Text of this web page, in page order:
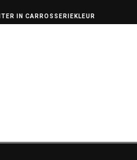
IN CARROSSERIEKLEUR